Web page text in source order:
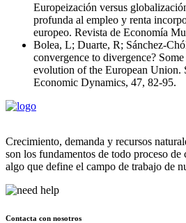
Europeización versus
profunda al empleo y renta
europeo. Revista de Economía
Bolea, L; Duarte, R; Sánchez-
convergence to divergence?
evolution of the European Union.
Economic Dynamics, 47, 82-95.
Crecimiento, demanda y recursos
son los fundamentos de todo proceso
algo que define el campo de trabajo de
Contacta con nosotros